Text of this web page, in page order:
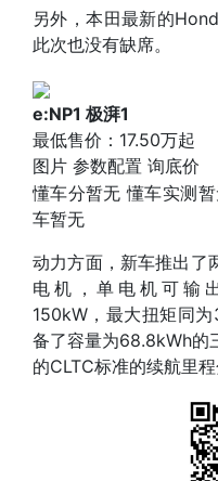
另外，本田最新的
此次也没有缺席。
e:NP1 极湃1
最低售价： 17.50万起
图片 参数配置 询底价
懂车分暂无 懂车实测
车暂无
动力方面，新车推出了
电机，单电机可输
150kW，最大扭矩同
备了容量为68.8kWh的
的CLTC标准的续航里